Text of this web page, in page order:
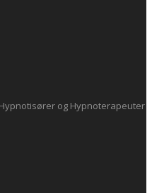
og Hypnoterapeuter